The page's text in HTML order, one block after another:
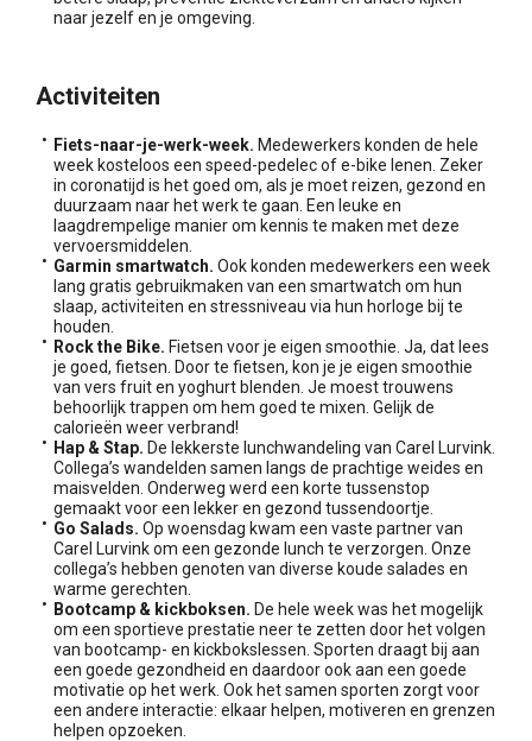
naar jezelf en je omgeving.
Activiteiten
Fiets-naar-je-werk-week. Medewerkers konden de hele
week kosteloos een speed-pedelec of e-bike lenen. Zeker
in coronatijd is het goed om, als je moet reizen, gezond en
duurzaam naar het werk te gaan. Een leuke en
laagdrempelige manier om kennis te maken met deze
vervoersmiddelen.
Garmin smartwatch. Ook konden medewerkers een week
lang gratis gebruikmaken van een smartwatch om hun
slaap, activiteiten en stressniveau via hun horloge bij te
houden.
Rock the Bike. Fietsen voor je eigen smoothie. Ja, dat lees
je goed, fietsen. Door te fietsen, kon je je eigen smoothie
van vers fruit en yoghurt blenden. Je moest trouwens
behoorlijk trappen om hem goed te mixen. Gelijk de
calorieën weer verbrand!
Hap & Stap. De lekkerste lunchwandeling van Carel Lurvink.
Collega’s wandelden samen langs de prachtige weides en
maisvelden. Onderweg werd een korte tussenstop
gemaakt voor een lekker en gezond tussendoortje.
Go Salads. Op woensdag kwam een vaste partner van
Carel Lurvink om een gezonde lunch te verzorgen. Onze
collega’s hebben genoten van diverse koude salades en
warme gerechten.
Bootcamp & kickboksen. De hele week was het mogelijk
om een sportieve prestatie neer te zetten door het volgen
van bootcamp- en kickbokslessen. Sporten draagt bij aan
een goede gezondheid en daardoor ook aan een goede
motivatie op het werk. Ook het samen sporten zorgt voor
een andere interactie: elkaar helpen, motiveren en grenzen
helpen opzoeken.